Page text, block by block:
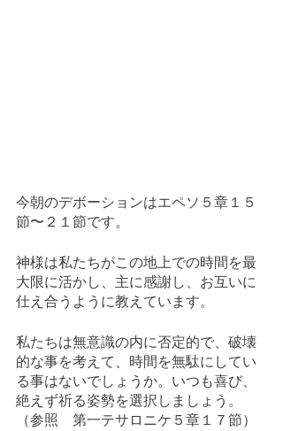
今朝のデボーションはエペソ５章１５
節〜２１節です。
神様は私たちがこの地上での時間を最
大限に活かし、主に感謝し、お互いに
仕え合うように教えています。
私たちは無意識の内に否定的で、破壊
的な事を考えて、時間を無駄にしてい
る事はないでしょうか。いつも喜び、
絶えず祈る姿勢を選択しましょう。
（参照　第一テサロニケ５章１７節）